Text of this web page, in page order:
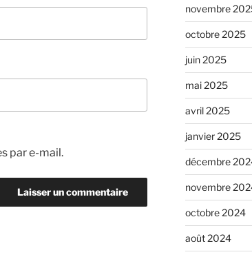
par e-mail.
novembre
octobre 2025
juin 2025
mai 2025
avril 2025
janvier 2025
décembre
novembre
octobre 2024
août 2024